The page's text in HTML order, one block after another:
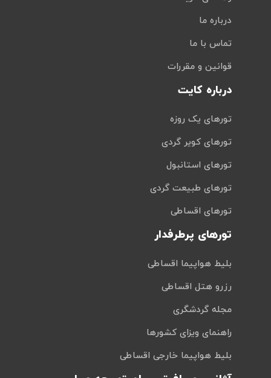
درباره ما
تماس با ما
قوانین و مقررات
درباره کایت
تورهای یک روزه
تورهای کویر گردی
تورهای استانبول
تورهای طبیعت گردی
تورهای اقساطی
تورهای پرطرفدار
بلیط هواپیما اقساطی
رزرو هتل اقساطی
مجله گردشگری
راهنمای ویزای کشورها
بلیط هواپیما خارجی اقساطی